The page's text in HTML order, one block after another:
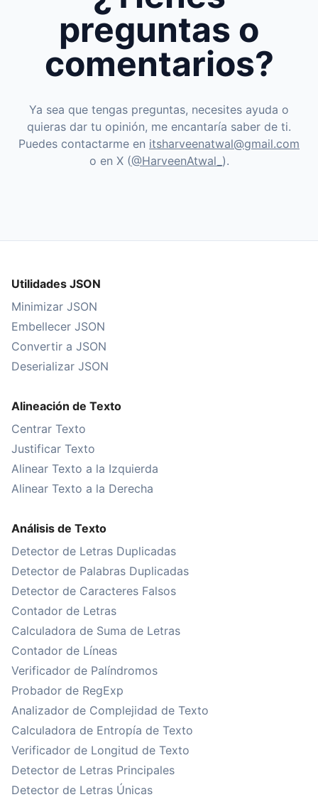
preguntas o
comentarios?
Ya sea que tengas preguntas, necesites ayuda o
quieras dar tu opinión, me encantaría saber de ti.
Puedes contactarme en itsharveenatwal@gmail.com
o en X (@HarveenAtwal_ ).
Utilidades JSON
Minimizar JSON
Embellecer JSON
Convertir a JSON
Deserializar JSON
Alineación de Texto
Centrar Texto
Justificar Texto
Alinear Texto a la Izquierda
Alinear Texto a la Derecha
Análisis de Texto
Detector de Letras Duplicadas
Detector de Palabras Duplicadas
Detector de Caracteres Falsos
Contador de Letras
Calculadora de Suma de Letras
Contador de Líneas
Verificador de Palíndromos
Probador de RegExp
Analizador de Complejidad de Texto
Calculadora de Entropía de Texto
Verificador de Longitud de Texto
Detector de Letras Principales
Detector de Letras Únicas